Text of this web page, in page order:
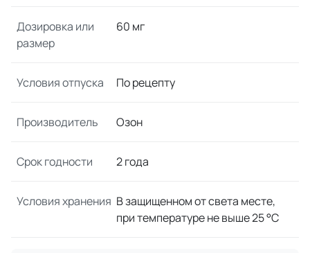
Дозировка или
размер
60 мг
Условия отпуска По рецепту
Производитель Озон
Срок годности 2 года
Условия хранения В защищенном от света месте,
при температуре не выше 25 °C